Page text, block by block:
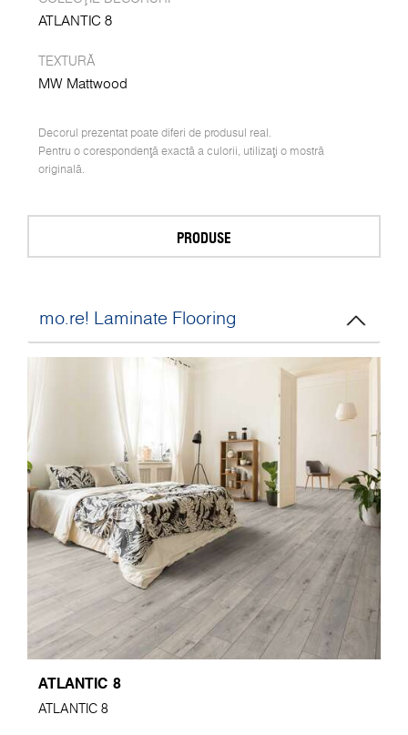
ATLANTIC 8
TEXTURĂ
MW Mattwood
Decorul prezentat poate diferi de produsul real.
Pentru o corespondență exactă a culorii, utilizați o mostră
originală.
PRODUSE
mo.re! Laminate Flooring
ATLANTIC 8
ATLANTIC 8